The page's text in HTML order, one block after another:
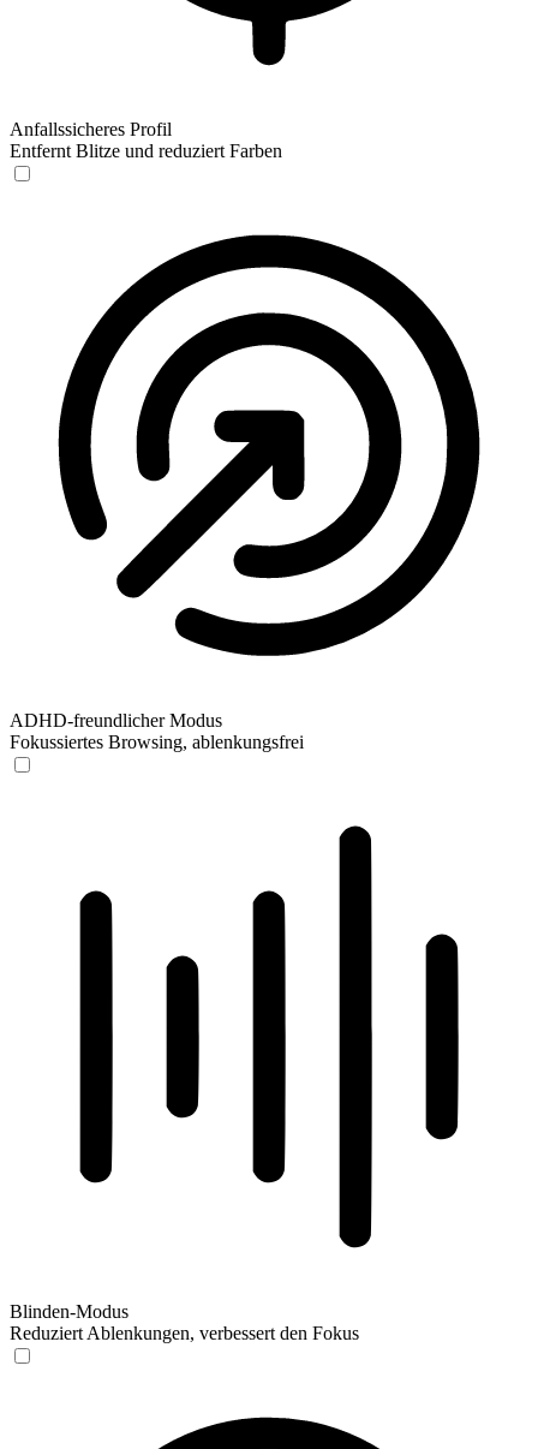
Anfallssicheres Profil
Entfernt Blitze und reduziert Farben
ADHD-freundlicher Modus
Fokussiertes Browsing, ablenkungsfrei
Blinden-Modus
Reduziert Ablenkungen, verbessert den Fokus